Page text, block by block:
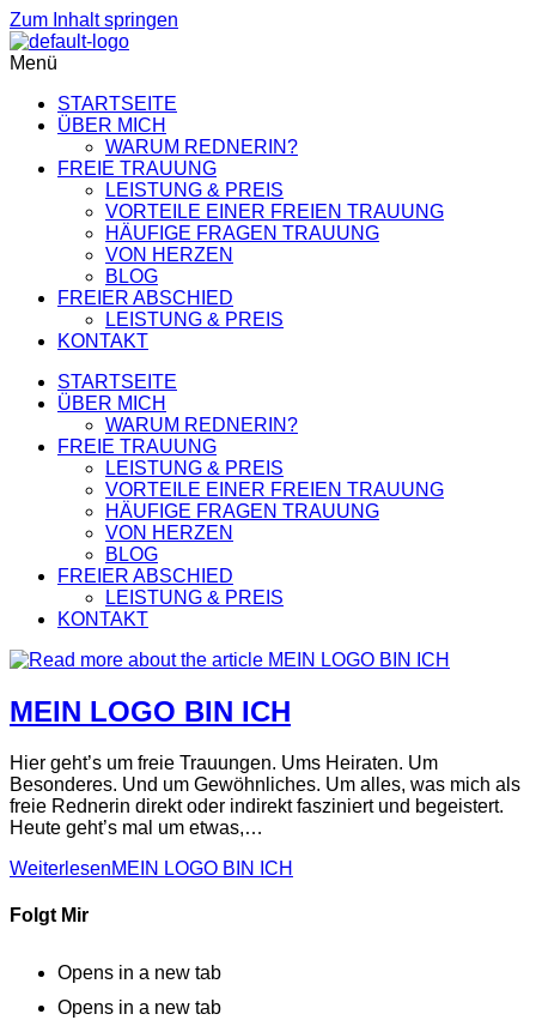
Zum Inhalt springen
Menü
STARTSEITE
ÜBER MICH
WARUM REDNERIN?
FREIE TRAUUNG
LEISTUNG & PREIS
VORTEILE EINER FREIEN TRAUUNG
HÄUFIGE FRAGEN TRAUUNG
VON HERZEN
BLOG
FREIER ABSCHIED
LEISTUNG & PREIS
KONTAKT
STARTSEITE
ÜBER MICH
WARUM REDNERIN?
FREIE TRAUUNG
LEISTUNG & PREIS
VORTEILE EINER FREIEN TRAUUNG
HÄUFIGE FRAGEN TRAUUNG
VON HERZEN
BLOG
FREIER ABSCHIED
LEISTUNG & PREIS
KONTAKT
MEIN LOGO BIN ICH
Hier geht’s um freie Trauungen. Ums Heiraten. Um
Besonderes. Und um Gewöhnliches. Um alles, was mich als
freie Rednerin direkt oder indirekt fasziniert und begeistert.
Heute geht’s mal um etwas,…
WeiterlesenMEIN LOGO BIN ICH
Folgt Mir
Opens in a new tab
Opens in a new tab
Get 30% off your first purchase